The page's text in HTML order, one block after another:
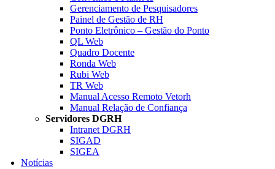
Gerenciamento de Pesquisadores
Painel de Gestão de RH
Ponto Eletrônico – Gestão do Ponto
QL Web
Quadro Docente
Ronda Web
Rubi Web
TR Web
Manual Acesso Remoto Vetorh
Manual Relação de Confiança
Servidores DGRH
Intranet DGRH
SIGAD
SIGEA
Notícias